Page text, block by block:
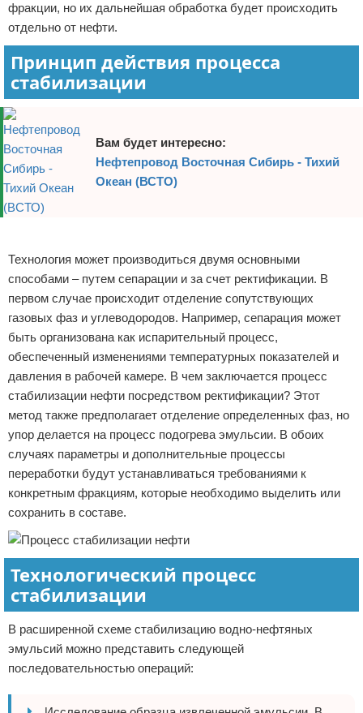
фракции, но их дальнейшая обработка будет происходить
отдельно от нефти.
Принцип действия процесса
стабилизации
Вам будет интересно:
Нефтепровод Восточная Сибирь - Тихий
Океан (ВСТО)
Технология может производиться двумя основными
способами – путем сепарации и за счет ректификации. В
первом случае происходит отделение сопутствующих
газовых фаз и углеводородов. Например, сепарация может
быть организована как испарительный процесс,
обеспеченный изменениями температурных показателей и
давления в рабочей камере. В чем заключается процесс
стабилизации нефти посредством ректификации? Этот
метод также предполагает отделение определенных фаз, но
упор делается на процесс подогрева эмульсии. В обоих
случаях параметры и дополнительные процессы
переработки будут устанавливаться требованиями к
конкретным фракциям, которые необходимо выделить или
сохранить в составе.
Технологический процесс
стабилизации
В расширенной схеме стабилизацию водно-нефтяных
эмульсий можно представить следующей
последовательностью операций: